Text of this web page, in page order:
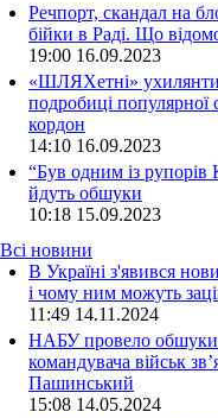
Речпорт, скандал на
бійки в Раді. Що
19:00 16.09.2023
«ШЛЯХетні» ухилянти.
подробиці популярної
кордон
14:10 16.09.2023
“Був одним із
йдуть обшуки
10:18 15.09.2023
Всі новини
В Україні з'явився
і чому ним можуть
11:49 14.11.2024
НАБУ провело обшуки
командувача військ
Пашинський
15:08 14.05.2024